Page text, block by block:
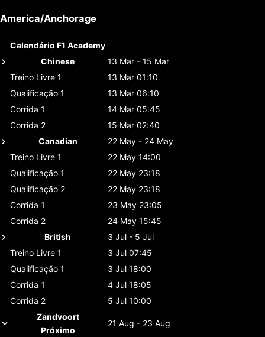
America/Anchorage
Calendário F1 Academy
Chinese
13 Mar - 15 Mar
Treino Livre 1
13 Mar 01:10
Qualificação 1
13 Mar 06:10
Corrida 1
14 Mar 05:45
Corrida 2
15 Mar 02:40
Canadian
22 May - 24 May
Treino Livre 1
22 May 14:00
Qualificação 1
22 May 23:18
Qualificação 2
22 May 23:18
Corrida 1
23 May 23:05
Corrida 2
24 May 15:45
British
3 Jul - 5 Jul
Treino Livre 1
3 Jul 07:45
Qualificação 1
3 Jul 18:00
Corrida 1
4 Jul 18:05
Corrida 2
5 Jul 10:00
Zandvoort
Próximo
21 Aug - 23 Aug